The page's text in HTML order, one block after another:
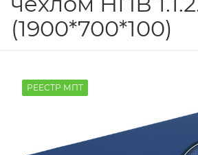
(1900*700*100)
РЕЕСТР МПТ